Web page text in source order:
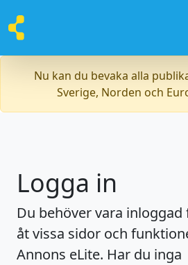
Nu kan du bevaka alla
Sverige, Norden och
Logga in
Du behöver vara
åt vissa sidor och
Annons eLite. Har du inga